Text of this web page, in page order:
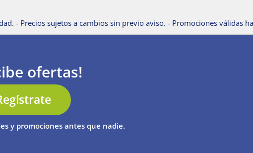
- Precios sujetos a cambios sin previo aviso. - Promociones válidas
ofertas!
y promociones antes que nadie.